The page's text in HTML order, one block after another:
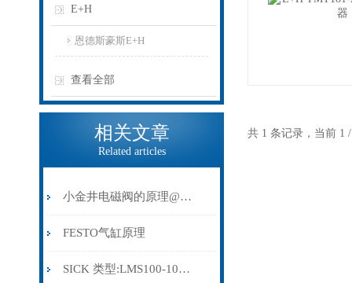
E+H
恩德斯豪斯E+H
查看全部
相关文章
Related articles
小金井电磁阀的原理@小金井电磁阀型号
FESTO气缸原理
SICK 类型:LMS100-10000订货号: 1041113
共 1 条记录，当前